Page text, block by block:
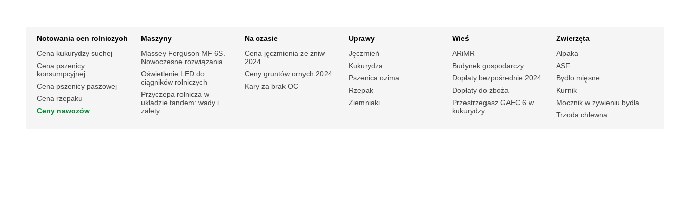
Notowania cen rolniczych
Cena kukurydzy suchej
Cena pszenicy
konsumpcyjnej
Cena pszenicy paszowej
Cena rzepaku
Ceny nawozów
Maszyny
Massey Ferguson MF 6S.
Nowoczesne rozwiązania
Oświetlenie LED do
ciągników rolniczych
Przyczepa rolnicza w
układzie tandem: wady i
zalety
Na czasie
Cena jęczmienia ze żniw
2024
Ceny gruntów ornych 2024
Kary za brak OC
Uprawy
Jęczmień
Kukurydza
Pszenica ozima
Rzepak
Ziemniaki
Wieś
ARiMR
Budynek gospodarczy
Dopłaty bezpośrednie 2024
Dopłaty do zboża
Przestrzegasz GAEC 6 w
kukurydzy
Zwierzęta
Alpaka
ASF
Bydło mięsne
Kurnik
Mocznik w żywieniu bydła
Trzoda chlewna